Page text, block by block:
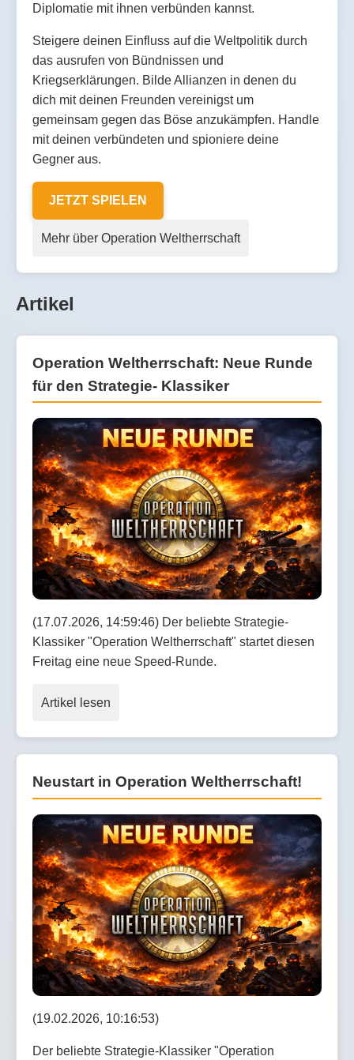
Diplomatie mit ihnen verbünden kannst.
Steigere deinen Einfluss auf die Weltpolitik durch
das ausrufen von Bündnissen und
Kriegserklärungen. Bilde Allianzen in denen du
dich mit deinen Freunden vereinigst um
gemeinsam gegen das Böse anzukämpfen. Handle
mit deinen verbündeten und spioniere deine
Gegner aus.
JETZT SPIELEN
Mehr über Operation Weltherrschaft
Artikel
Operation Weltherrschaft: Neue Runde
für den Strategie- Klassiker
(17.07.2026, 14:59:46) Der beliebte Strategie-
Klassiker "Operation Weltherrschaft" startet diesen
Freitag eine neue Speed-Runde.
Artikel lesen
Neustart in Operation Weltherrschaft!
(19.02.2026, 10:16:53)
Der beliebte Strategie-Klassiker "Operation